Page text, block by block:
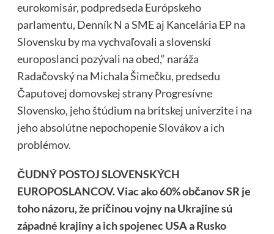
eurokomisár, podpredseda Európskeho
parlamentu, Denník N a SME aj Kancelária EP na
Slovensku by ma vychvaľovali a slovenskí
europoslanci pozývali na obed,“ naráža
Radačovský na Michala Šimečku, predsedu
Čaputovej domovskej strany Progresívne
Slovensko, jeho štúdium na britskej univerzite i na
jeho absolútne nepochopenie Slovákov a ich
problémov.
ČUDNÝ POSTOJ SLOVENSKÝCH
EUROPOSLANCOV. Viac ako 60% občanov SR je
toho názoru, že príčinou vojny na Ukrajine sú
západné krajiny a ich spojenec USA a Rusko